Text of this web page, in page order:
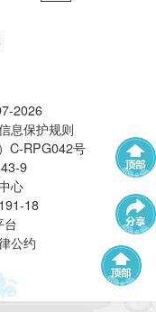
帮派联赛
2026
息保护规则
C-RPG042号
9
心
18
台
公约